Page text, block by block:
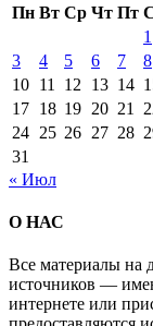
Пн Вт Ср Чт Пт
1
3
4 5 6 7 8
10 11 12 13 14
17 18 19 20 21
24 25 26 27 28
31
« Июл
О НАС
Все материалы на
источников —
интернете или